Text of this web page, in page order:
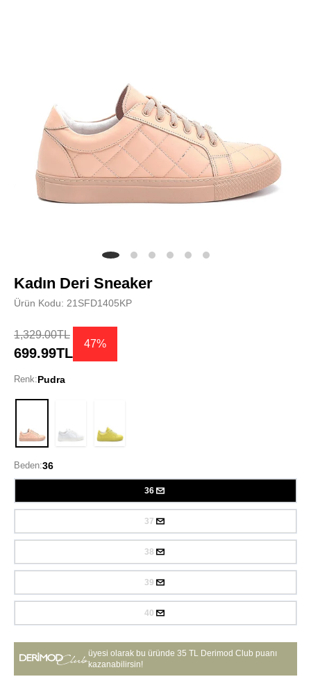
Kadın Deri Sneaker
Ürün Kodu: 21SFD1405KP
1,329.00TL
699.99TL
47%
Renk:Pudra
Pudra
Beden:36
36
37
38
39
40
üyesi olarak bu üründe 35 TL Derimod Club puanı
kazanabilirsin!